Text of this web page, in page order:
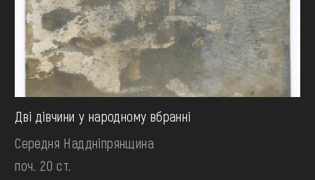
Дві дівчини у народному вбранні
Середня Наддніпрянщина
поч. 20 ст.